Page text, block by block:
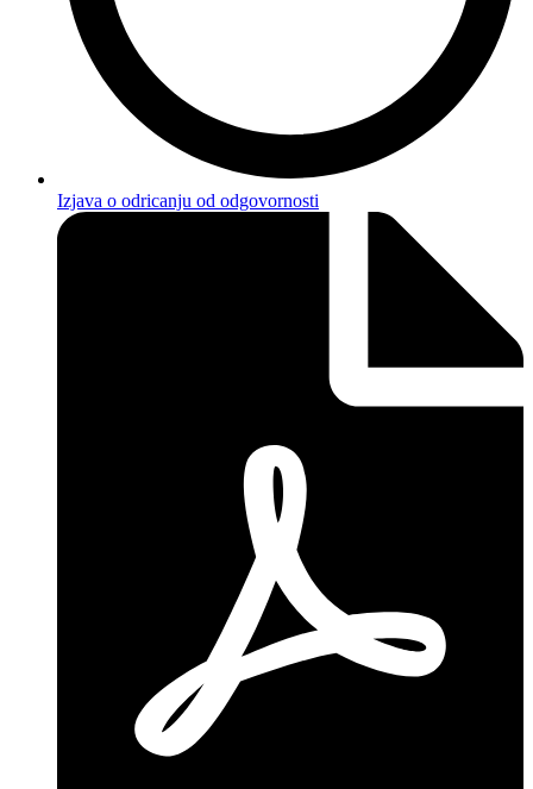
Izjava o odricanju od odgovornosti